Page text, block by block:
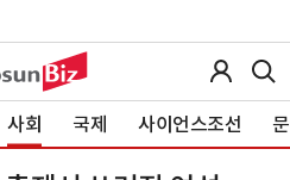
사회 국제 사이언스조선